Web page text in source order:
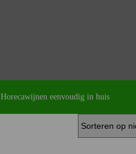
Horecawijnen eenvoudig in huis